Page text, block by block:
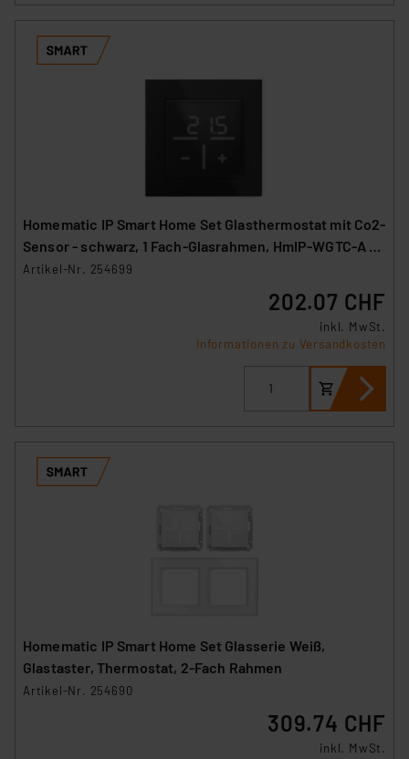
Homematic IP Smart Home Set Glasthermostat mit Co2-
Sensor - schwarz, 1 Fach-Glasrahmen, HmIP-WGTC-A +
HmIP-GF1-A
Artikel-Nr. 254699
202.07 CHF
inkl. MwSt.
Informationen zu Versandkosten
Homematic IP Smart Home Set Glasserie Weiß,
Glastaster, Thermostat, 2-Fach Rahmen
Artikel-Nr. 254690
309.74 CHF
inkl. MwSt.